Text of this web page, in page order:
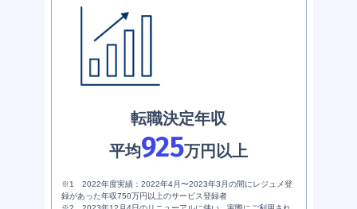
転職決定年収
平均925万円以上
※1 2022年度実績：2022年4月〜2023年3月の間にレジュメ登
録があった年収750万円以上のサービス登録者